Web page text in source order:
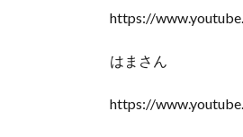
https://
はまさん
https://